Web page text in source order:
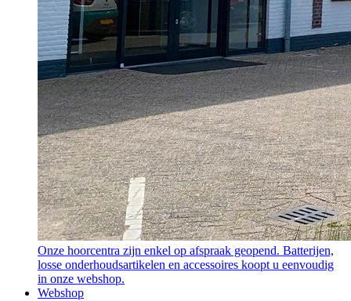
Onze hoorcentra zijn enkel op afspraak geopend. Batterijen,
losse onderhoudsartikelen en accessoires koopt u eenvoudig
in onze webshop.
Webshop